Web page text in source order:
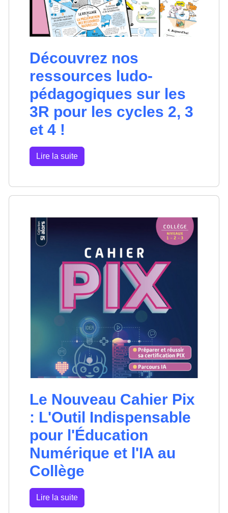
Découvrez nos
ressources ludo-
pédagogiques sur les
3R pour les cycles 2, 3
et 4 !
Lire la suite
Le Nouveau Cahier Pix
: L'Outil Indispensable
pour l'Éducation
Numérique et l'IA au
Collège
Lire la suite